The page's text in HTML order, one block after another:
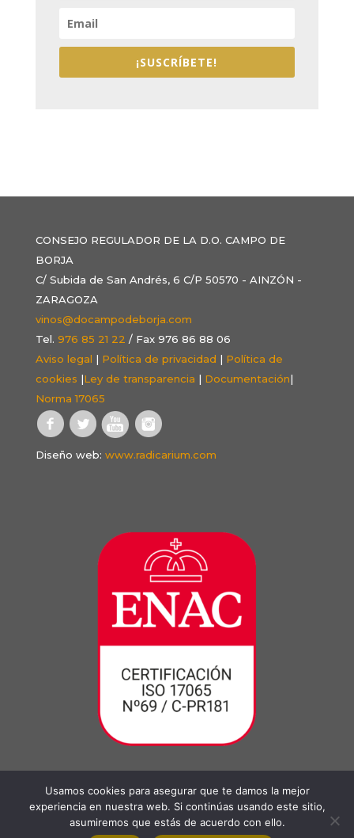
¡SUSCRÍBETE!
CONSEJO REGULADOR DE LA D.O. CAMPO DE
BORJA
C/ Subida de San Andrés, 6 C/P 50570 - AINZÓN -
ZARAGOZA
vinos@docampodeborja.com
Tel. 976 85 21 22 / Fax 976 86 88 06
Aviso legal | Política de privacidad | Política de
cookies |Ley de transparencia | Documentación|
Norma 17065
Diseño web: www.radicarium.com
Usamos cookies para asegurar que te damos la mejor
experiencia en nuestra web. Si continúas usando este sitio,
asumiremos que estás de acuerdo con ello.